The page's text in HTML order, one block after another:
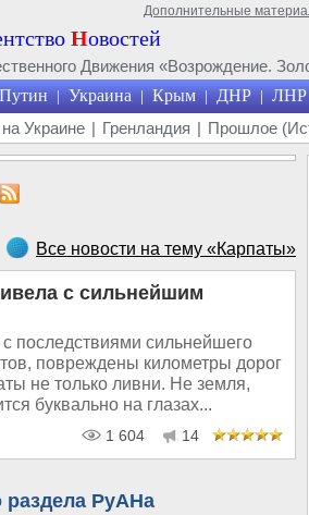
Дополнительные
Новостей
Движения «Возрождение.
| Украина | Крым | ДНР | ЛНР
Украине | Гренландия | Прошлое
Все новости на тему «Карпаты»
с сильнейшим
последствиями сильнейшего
повреждены километры дорог
не только ливни. Не земля,
буквально на глазах...
1 604 14
раздела РуАНа